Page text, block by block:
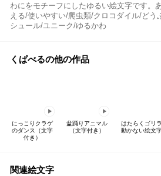
わにをモチーフにしたゆるい絵文字です。
える/使いやすい/爬虫類/クロコダイル/ど
シュール/ユニーク/ゆるかわ
くぱべるの他の作品
にっこりクラゲ
のダンス（文字
付き）
盆踊りアニマル
（文字付き）
はたらくゴリラ
動かない絵文
関連絵文字